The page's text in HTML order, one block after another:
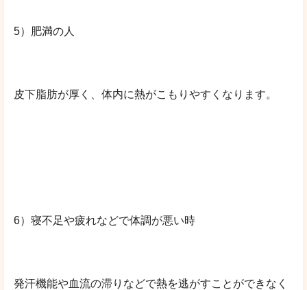
5）肥満の人
皮下脂肪が厚く、体内に熱がこもりやすくなります。
6）寝不足や疲れなどで体調が悪い時
発汗機能や血流の滞りなどで熱を逃がすことができなく